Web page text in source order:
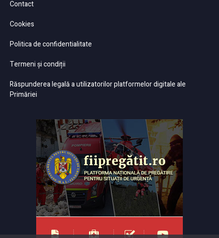
Contact
Cookies
Politica de confidentialitate
Termeni și condiții
Răspunderea legală a utilizatorilor platformelor digitale ale
Primăriei